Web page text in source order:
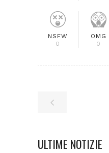
NSFW
0
OMG
0
ULTIME NOTIZIE